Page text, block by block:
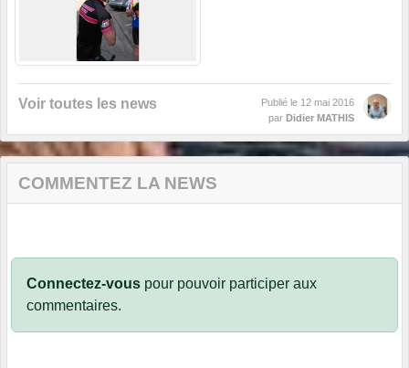
Voir toutes les news Publié le 12 mai 2016
par Didier MATHIS
COMMENTEZ LA NEWS
Connectez-vous pour pouvoir participer aux
commentaires.